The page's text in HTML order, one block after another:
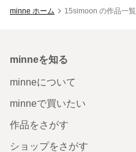
minne ホーム 15simoon の作品一覧
minneを知る
minneについて
minneで買いたい
作品をさがす
ショップをさがす